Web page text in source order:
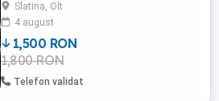
Slatina, Olt
4 august
1,500 RON
1,800 RON
Telefon validat